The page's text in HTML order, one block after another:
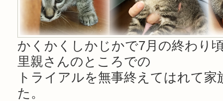
かくかくしかじかで7月の終わり
里親さんのところでの
トライアルを無事終えてはれて
た。